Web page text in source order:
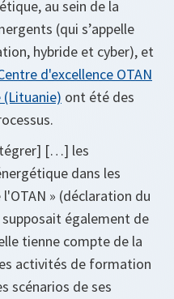
au sein de la
(qui s’appelle
hybride et cyber), et
d'excellence OTAN
ont été des
[…] les
dans les
» (déclaration du
également de
tienne compte de la
activités de formation
scénarios de ses